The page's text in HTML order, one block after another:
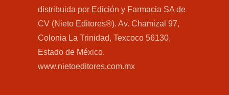
distribuida por Edición y Farmacia SA de
CV (Nieto Editores®). Av. Chamizal 97,
Colonia La Trinidad, Texcoco 56130,
Estado de México.
www.nietoeditores.com.mx